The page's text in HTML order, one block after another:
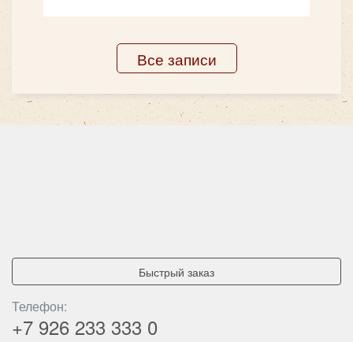
Количество мест: 53
Цена от:
2750 руб/час
Все записи
Быстрый заказ
Телефон:
+7 926 233 333 0